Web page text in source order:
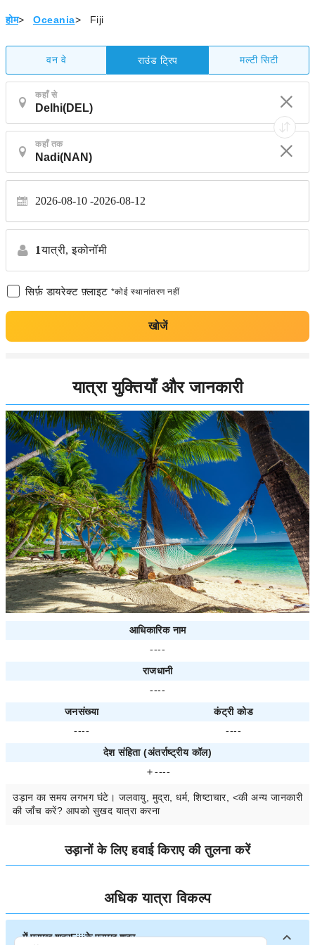
होम> Oceania> Fiji
वन वे राउंड ट्रिप मल्टी सिटी
कहाँ से
कहाँ तक
2026-08-10 2026-08-12
1यात्री, इकोनॉमी
सिर्फ़ डायरेक्ट फ़्लाइट *कोई स्थानांतरण नहीं
खोजें
यात्रा युक्तियाँ और जानकारी
आधिकारिक नाम
----
राजधानी
----
जनसंख्या
कंट्री कोड
----
----
देश संहिता (अंतर्राष्ट्रीय कॉल)
＋----
उड़ान का समय लगभग घंटे। जलवायु, मुद्रा, धर्म, शिष्टाचार, <की अन्य जानकारी
की जाँच करें? आपको सुखद यात्रा करना
उड़ानों के लिए हवाई किराए की तुलना करें
अधिक यात्रा विकल्प
में प्रमुख शहरFijiके प्रमुख शहर